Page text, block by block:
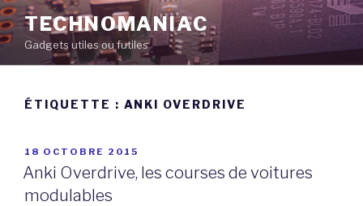
Aller
au
contenu
principal
TECHNOMANIAC
Gadgets utiles ou futiles
ÉTIQUETTE : ANKI OVERDRIVE
PUBLIÉ
LE
18 OCTOBRE 2015
Anki Overdrive, les courses de voitures
modulables